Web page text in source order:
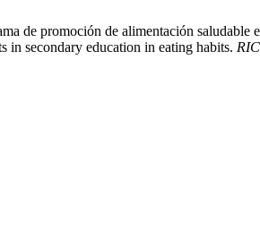
de promoción de alimentación saludable
in secondary education in eating habits.